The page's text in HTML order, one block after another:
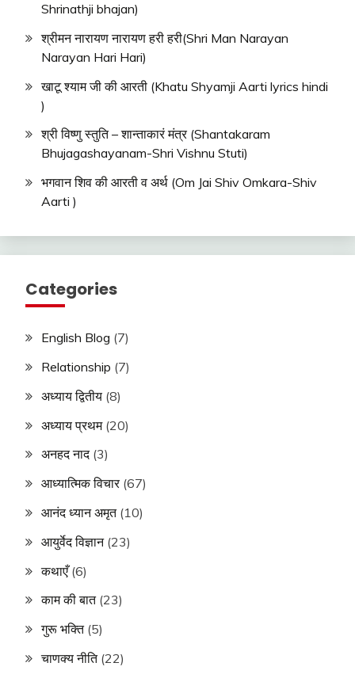
Shrinathji bhajan)
श्रीमन नारायण नारायण हरी हरी(Shri Man Narayan
Narayan Hari Hari)
खाटू श्याम जी की आरती (Khatu Shyamji Aarti lyrics hindi
)
श्री विष्णु स्तुति – शान्ताकारं मंत्र (Shantakaram
Bhujagashayanam-Shri Vishnu Stuti)
भगवान शिव की आरती व अर्थ (Om Jai Shiv Omkara-Shiv
Aarti )
Categories
English Blog (7)
Relationship (7)
अध्याय द्वितीय (8)
अध्याय प्रथम(20)
अनहद नाद(3)
आध्यात्मिक विचार(67)
आनंद ध्यान अमृत(10)
आयुर्वेद विज्ञान(23)
कथाएँ(6)
काम की बात(23)
गुरू भक्ति(5)
चाणक्य नीति(22)